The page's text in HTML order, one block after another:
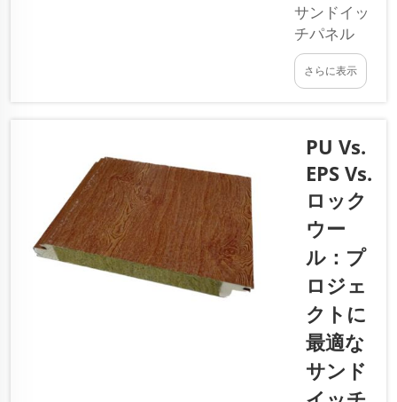
保ち、熱
の出入り
を防ぎま
す。これ
らのパネ
人気を集
めていま
す。
サンドイッ
チパネル
は、多くの
建物や工場
す。これら
のパネルは
異なる素材
から製造さ
れており、
それぞれに
特有の特性
がありま
す。本日
は、EPS、
PU、ロッ
クウールの
3つの主要
さらに表示
PU Vs.
EPS Vs.
ロック
ウー
ル：プ
ロジェ
クトに
最適な
サンド